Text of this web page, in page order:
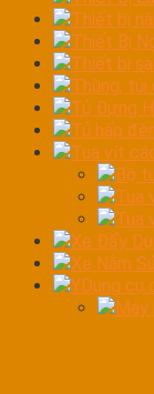
Thiết bị
Thiết Bị
Thiết bị
Thùng, túi
Tủ Đựng
Tủ hấp
Tua vít
Bộ
Tua
Tua
Xe Đẩy
Xe Nằm
YDụng cụ
Máy